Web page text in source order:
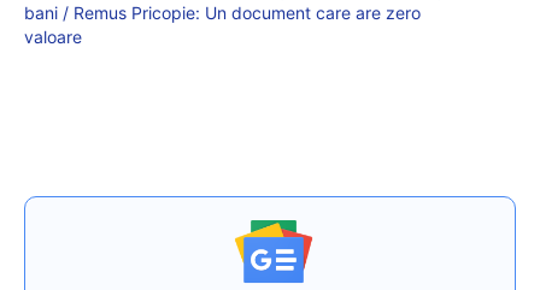
bani / Remus Pricopie: Un document care are zero
valoare